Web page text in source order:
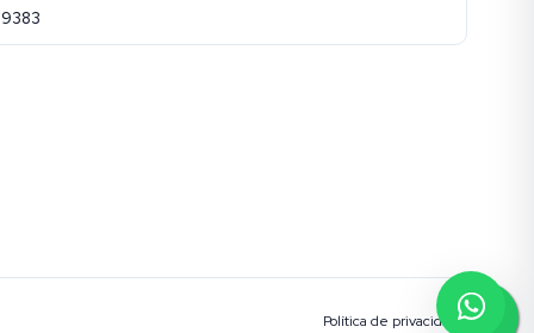
Política de privacidade